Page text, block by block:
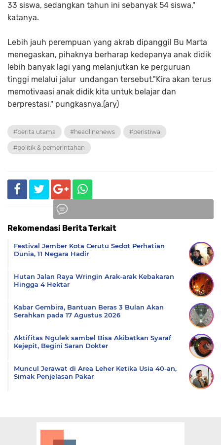
33 siswa, sedangkan tahun ini sebanyak 54 siswa,"
katanya.
Lebih jauh perempuan yang akrab dipanggil Bu Marta
menegaskan, pihaknya berharap kedepanya anak didik
lebih banyak lagi yang melanjutkan ke perguruan
tinggi melalui jalur undangan tersebut."Kira akan terus
memotivaasi anak didik kita untuk belajar dan
berprestasi," pungkasnya.(ary)
#berita utama #headlinenews #peristiwa
#politik & pemerintahan
Rekomendasi Berita Terkait
Festival Jember Kota Cerutu Sedot Perhatian
Dunia, 11 Negara Hadir
Hutan Jalan Raya Wringin Arak-arak Kebakaran
Hingga 4 Hektar
Kabar Gembira, Bantuan Beras 3 Bulan Akan
Serahkan pada 17 Agustus 2026
Aktifitas Ngulek sambel Bisa Akibatkan Syaraf
Kejepit, Begini Saran Dokter
Muncul Jerawat di Area Leher Ketika Usia 40-an,
Simak Penjelasan Pakar